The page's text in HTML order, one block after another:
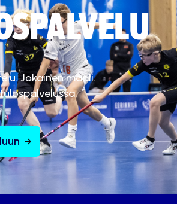
Jokainen maali.